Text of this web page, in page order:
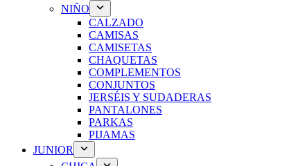
NIÑO
CALZADO
CAMISAS
CAMISETAS
CHAQUETAS
COMPLEMENTOS
CONJUNTOS
JERSÉIS Y SUDADERAS
PANTALONES
PARKAS
PIJAMAS
JUNIOR